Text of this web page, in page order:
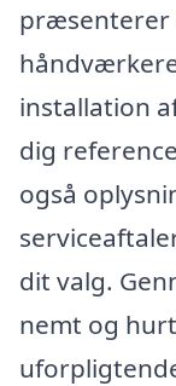
præsenterer
installation
dig
også
dit valg.
nemt og